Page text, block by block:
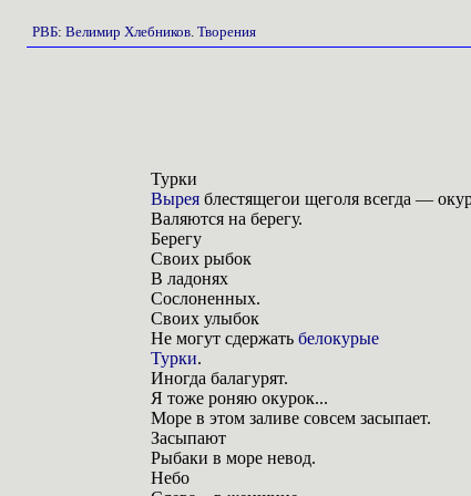
РВБ: Велимир Хлебников. Творения
Турки
Вырея блестящегои щеголя всегда —
Валяются на берегу.
Берегу
Своих рыбок
В ладонях
Сослоненных.
Своих улыбок
Не могут сдержать белокурые
Турки.
Иногда балагурят.
Я тоже роняю окурок...
Море в этом заливе совсем засыпает.
Засыпают
Рыбаки в море невод.
Небо